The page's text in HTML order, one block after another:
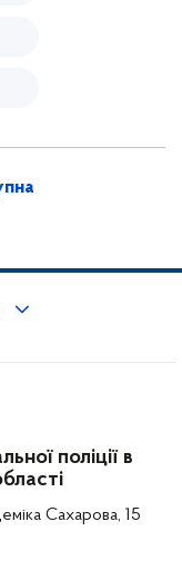
поліції в
Сахарова, 15